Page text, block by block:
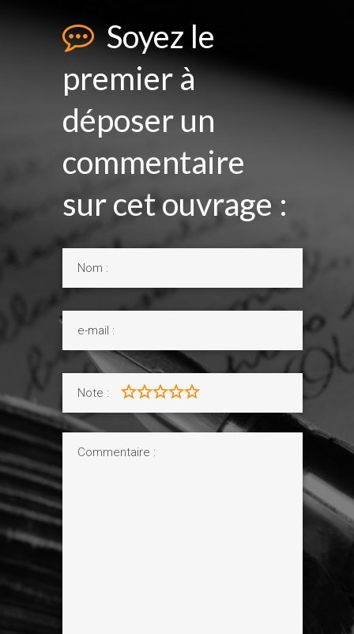
Soyez le
premier à
déposer un
commentaire
sur cet ouvrage :
Note :